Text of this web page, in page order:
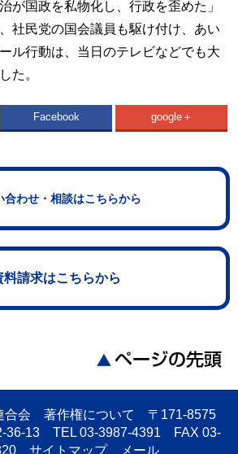
が国政を私物化し、行政を歪めた」
社民党の国会議員も駆け付け、あい
ル行動は、当日のテレビなどでも大
た。
Facebook google＋
合わせ・相談はこちらから
料請求はこちらから
合会 著作権について 〒171-8575
36-13 TEL 03-3987-4391 FAX 03-
サイトマップ メール